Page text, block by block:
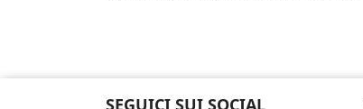
SEGUICI SUI SOCIAL